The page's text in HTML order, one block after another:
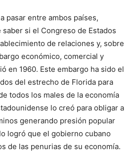
pasar entre ambos países,
si el Congreso de Estados
de relaciones y, sobre
económico, comercial y
en 1960. Este embargo ha sido el
del estrecho de Florida para
todos los males de la economía
lo creó para obligar a
generando presión popular
logró que el gobierno cubano
de las penurias de su economía.